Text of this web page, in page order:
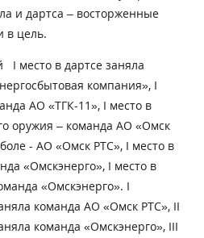
и дартса – восторженные
в цель.
I место в дартсе заняла
компания», I
АО «ТГК-11», I место в
оружия – команда АО «Омск
- АО «Омск РТС», I место в
«Омскэнерго», I место в
«Омскэнерго». I
команда АО «Омск РТС», II
команда «Омскэнерго», III